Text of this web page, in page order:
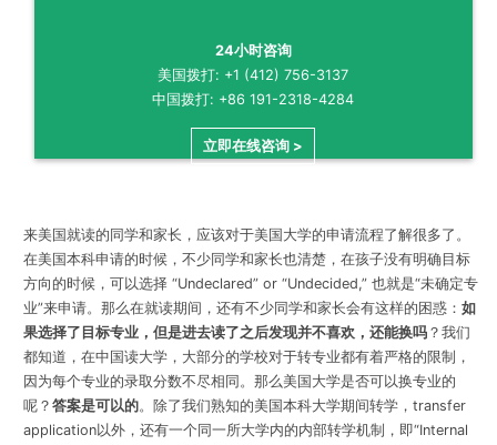
24小时咨询
美国拨打: +1 (412) 756-3137
中国拨打: +86 191-2318-4284
立即在线咨询 >
来美国就读的同学和家长，应该对于美国大学的申请流程了解很多了。
在美国本科申请的时候，不少同学和家长也清楚，在孩子没有明确目标
方向的时候，可以选择 “Undeclared” or “Undecided,” 也就是“未确定专
业”来申请。那么在就读期间，还有不少同学和家长会有这样的困惑： 如
果选择了目标专业，但是进去读了之后发现并不喜欢，还能换吗？我们
都知道，在中国读大学，大部分的学校对于转专业都有着严格的限制，
因为每个专业的录取分数不尽相同。那么美国大学是否可以换专业的
呢？ 答案是可以的。除了我们熟知的美国本科大学期间转学，transfer
application以外，还有一个同一所大学内的内部转学机制，即“Internal